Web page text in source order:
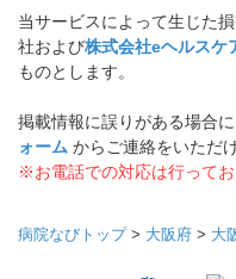
当サービスによって生じた
社および株式会社eヘルスケ
ものとします。
掲載情報に誤りがある場合
ォーム からご連絡をいただ
※お電話での対応は行って
病院なびトップ> 大阪府 > 大